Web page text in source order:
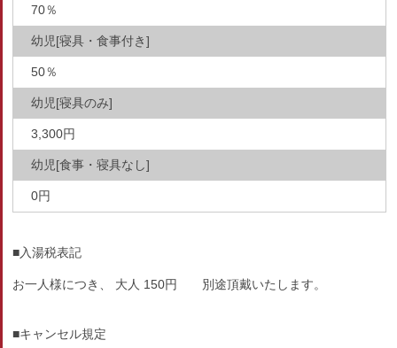
70％
幼児[寝具・食事付き]
50％
幼児[寝具のみ]
3,300円
幼児[食事・寝具なし]
0円
■入湯税表記
お一人様につき、 大人 150円 別途頂戴いたします。
■キャンセル規定